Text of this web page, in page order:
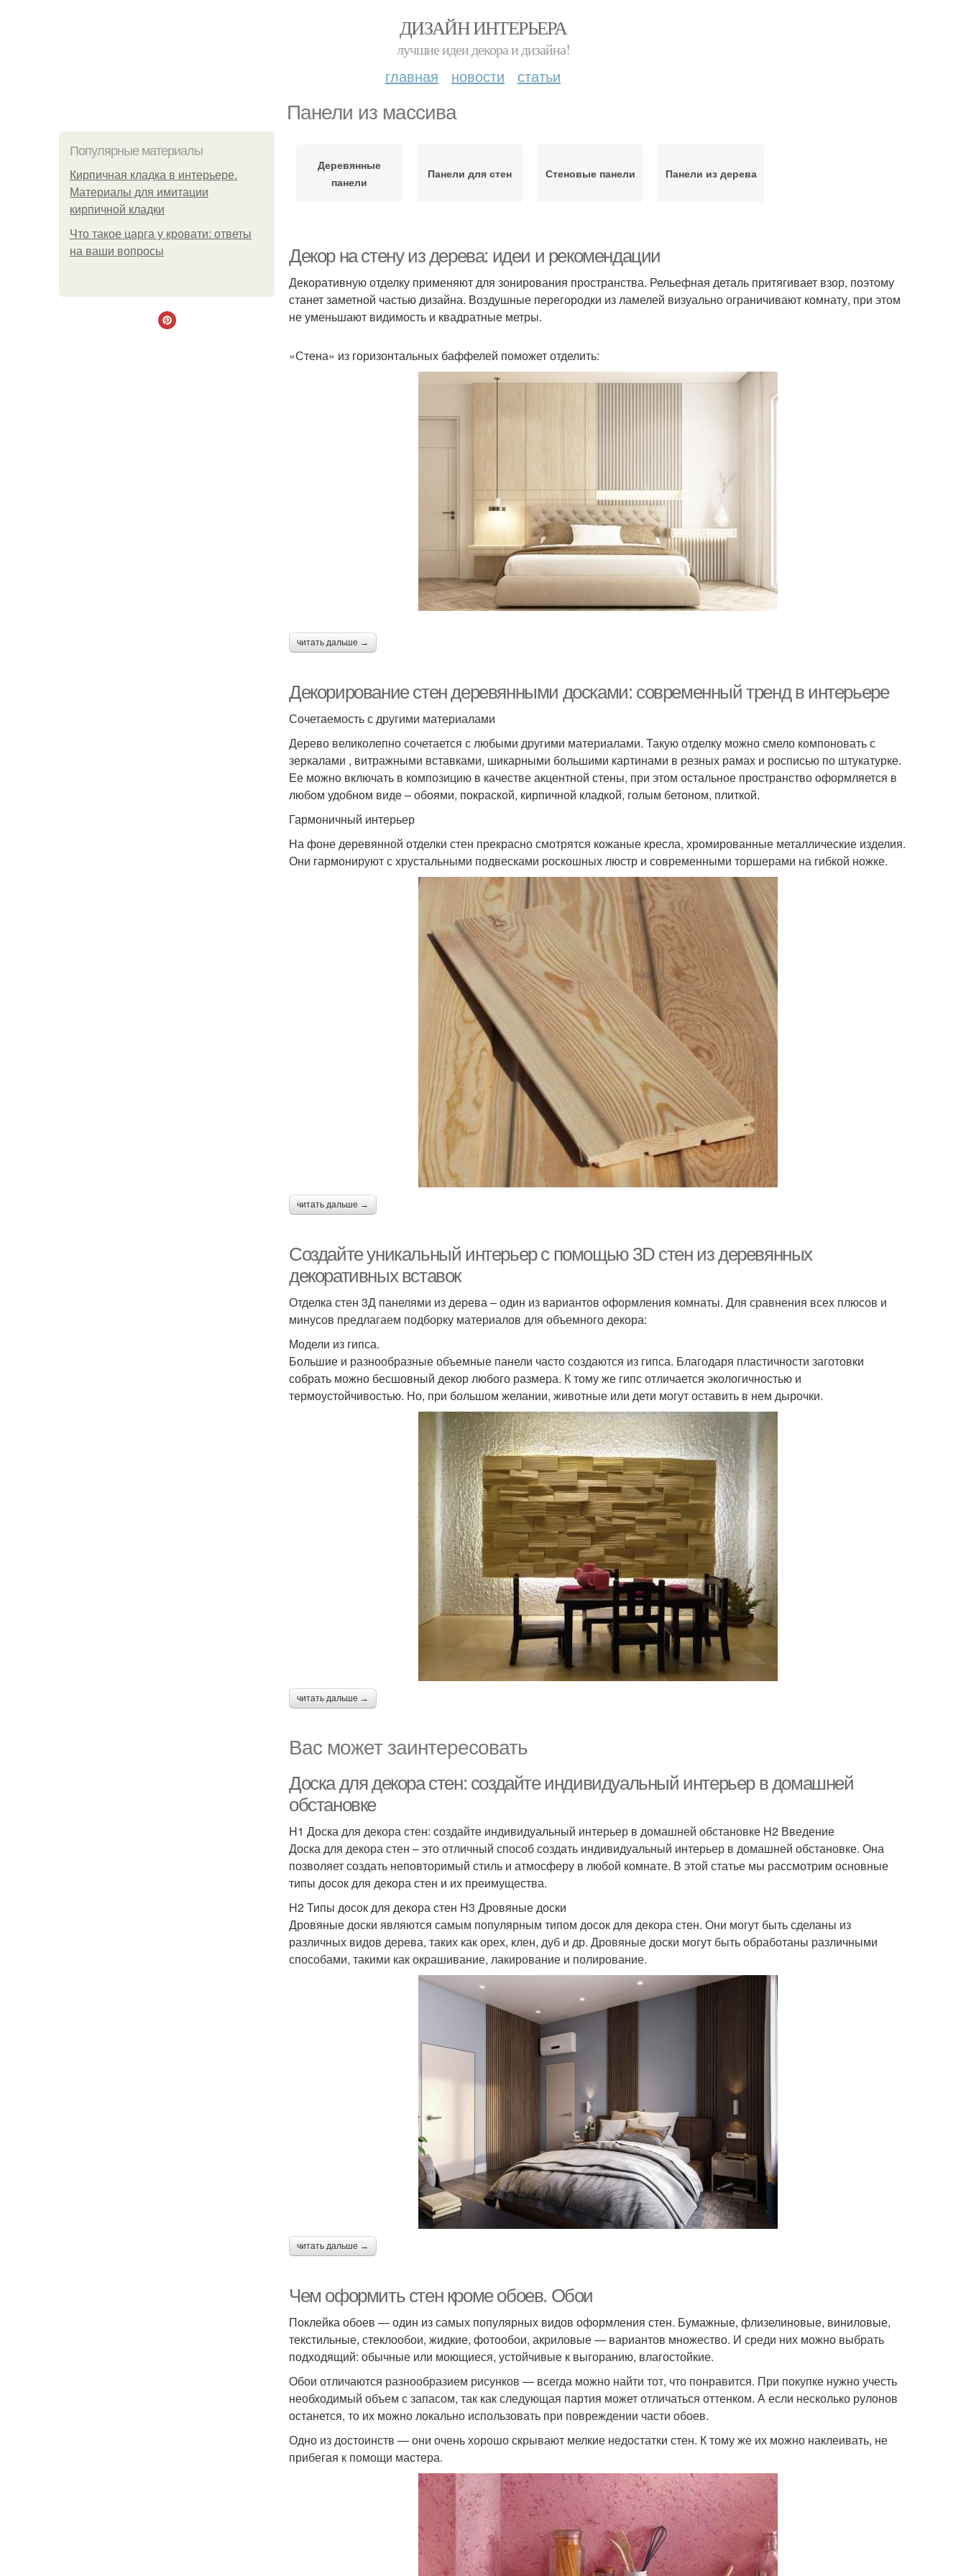
ДИЗАЙН ИНТЕРЬЕРА
лучшие идеи декора и дизайна!
главная новости статьи
Панели из массива
Популярные материалы
Кирпичная кладка в интерьере.
Материалы для имитации
кирпичной кладки
Что такое царга у кровати: ответы
на ваши вопросы
Деревянные
панели
Панели для стен Стеновые панели Панели из дерева
Декор на стену из дерева: идеи и рекомендации
Декоративную отделку применяют для зонирования пространства. Рельефная деталь притягивает взор, поэтому
станет заметной частью дизайна. Воздушные перегородки из ламелей визуально ограничивают комнату, при этом
не уменьшают видимость и квадратные метры.
«Стена» из горизонтальных баффелей поможет отделить:
читать дальше →
Декорирование стен деревянными досками: современный тренд в интерьере
Сочетаемость с другими материалами
Дерево великолепно сочетается с любыми другими материалами. Такую отделку можно смело компоновать с
зеркалами , витражными вставками, шикарными большими картинами в резных рамах и росписью по штукатурке.
Ее можно включать в композицию в качестве акцентной стены, при этом остальное пространство оформляется в
любом удобном виде – обоями, покраской, кирпичной кладкой, голым бетоном, плиткой.
Гармоничный интерьер
На фоне деревянной отделки стен прекрасно смотрятся кожаные кресла, хромированные металлические изделия.
Они гармонируют с хрустальными подвесками роскошных люстр и современными торшерами на гибкой ножке.
читать дальше →
Создайте уникальный интерьер с помощью 3D стен из деревянных
декоративных вставок
Отделка стен 3Д панелями из дерева – один из вариантов оформления комнаты. Для сравнения всех плюсов и
минусов предлагаем подборку материалов для объемного декора:
Модели из гипса.
Большие и разнообразные объемные панели часто создаются из гипса. Благодаря пластичности заготовки
собрать можно бесшовный декор любого размера. К тому же гипс отличается экологичностью и
термоустойчивостью. Но, при большом желании, животные или дети могут оставить в нем дырочки.
читать дальше →
Вас может заинтересовать
Доска для декора стен: создайте индивидуальный интерьер в домашней
обстановке
H1 Доска для декора стен: создайте индивидуальный интерьер в домашней обстановке H2 Введение
Доска для декора стен – это отличный способ создать индивидуальный интерьер в домашней обстановке. Она
позволяет создать неповторимый стиль и атмосферу в любой комнате. В этой статье мы рассмотрим основные
типы досок для декора стен и их преимущества.
H2 Типы досок для декора стен H3 Дровяные доски
Дровяные доски являются самым популярным типом досок для декора стен. Они могут быть сделаны из
различных видов дерева, таких как орех, клен, дуб и др. Дровяные доски могут быть обработаны различными
способами, такими как окрашивание, лакирование и полирование.
читать дальше →
Чем оформить стен кроме обоев. Обои
Поклейка обоев — один из самых популярных видов оформления стен. Бумажные, флизелиновые, виниловые,
текстильные, стеклообои, жидкие, фотообои, акриловые — вариантов множество. И среди них можно выбрать
подходящий: обычные или моющиеся, устойчивые к выгоранию, влагостойкие.
Обои отличаются разнообразием рисунков — всегда можно найти тот, что понравится. При покупке нужно учесть
необходимый объем с запасом, так как следующая партия может отличаться оттенком. А если несколько рулонов
останется, то их можно локально использовать при повреждении части обоев.
Одно из достоинств — они очень хорошо скрывают мелкие недостатки стен. К тому же их можно наклеивать, не
прибегая к помощи мастера.